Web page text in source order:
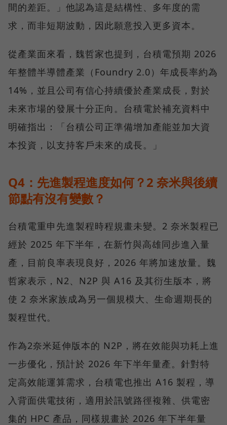
間的差距。」他認為這是結構性、多年度的需
求，而非短期波動，因此願意投入更多資本。
從產業面來看，魏哲家也提到，台積電預期 2026
年整體半導體產業（Foundry 2.0）年成長率約為
14%，並且公司有信心持續優於產業成長，對於
未來市場的發展十分正向。台積電於補充資料中
明確指出：「台積公司正準備增加產能並加大資
本投資，以支持客戶未來的成長。」
Q4：先進製程進度如何？2 奈米與後續
節點有沒有變數？
台積電重申先進製程時程規畫未變。2 奈米製程已
經於 2025 年下半年，在新竹與高雄同步進入量
產，目前良率表現良好，2026 年將加速放量。魏
哲家表示，N2、N2P 與 A16 及其衍生版本，將
使 2 奈米家族成為另一個規模大、生命週期長的
製程世代。
作為2奈米延伸版本的 N2P，將在效能與功耗上進
一步優化，預計於 2026 年下半年量產。針對特
定高效能運算需求，台積電也推出 A16 製程，導
入背面供電技術，適用於訊號路徑複雜、供電密
集的 HPC 產品，同樣規畫於 2026 年下半年量